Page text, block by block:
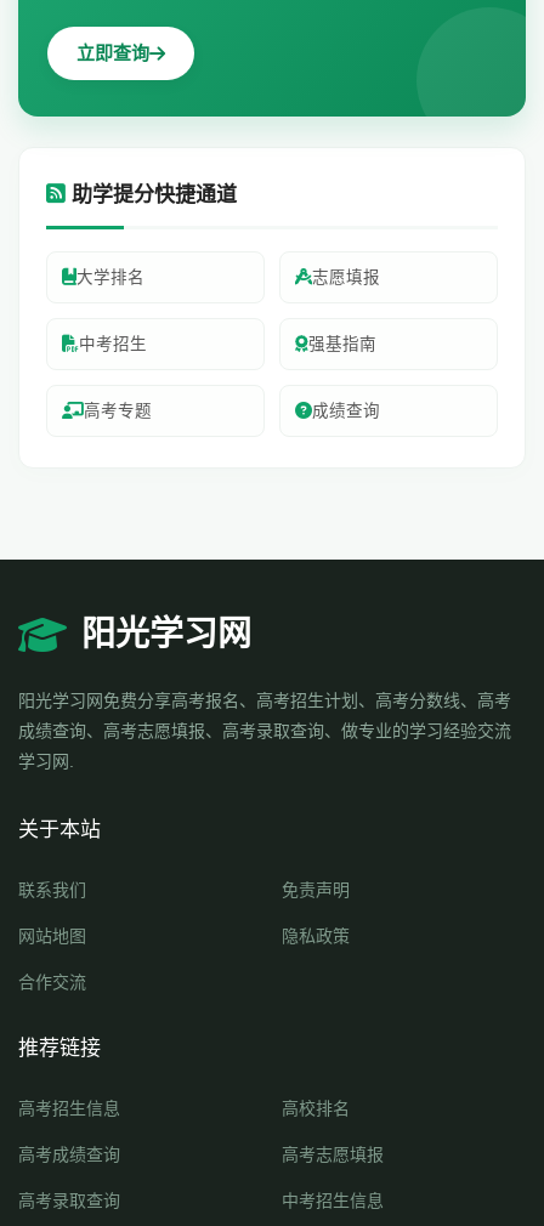
立即查询
助学提分快捷通道
大学排名 志愿填报
中考招生 强基指南
高考专题 成绩查询
阳光学习网
阳光学习网免费分享高考报名、高考招生计划、高考分数线、高考
成绩查询、高考志愿填报、高考录取查询、做专业的学习经验交流
学习网.
关于本站
联系我们 免责声明
网站地图 隐私政策
合作交流
推荐链接
高考招生信息 高校排名
高考成绩查询 高考志愿填报
高考录取查询 中考招生信息